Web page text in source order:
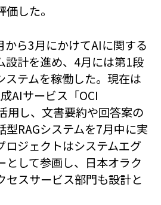
した。
ら3月にかけてAIに関する
設計を進め、4月には第1段
ステムを稼働した。現在は
AIサービス「OCI
用し、文書要約や回答案の
型RAGシステムを7月中に実
ロジェクトはシステムエグ
として参画し、日本オラク
セスサービス部門も設計と